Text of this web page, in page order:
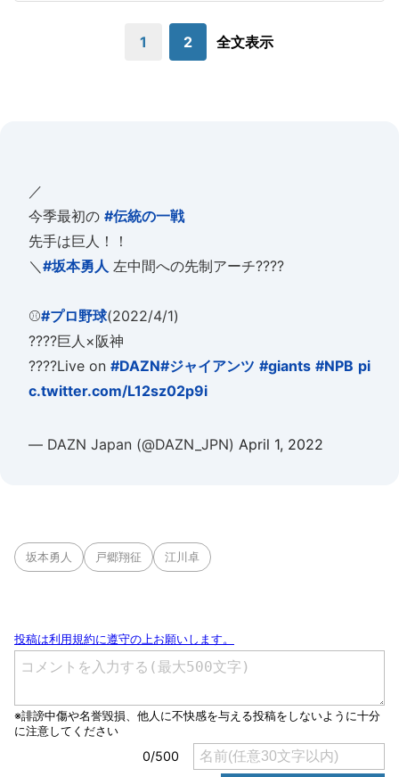
1 2 全文表示
／
今季最初の #伝統の一戦
先手は巨人！！
＼ #坂本勇人 左中間への先制アーチ????
⚾#プロ野球(2022/4/1)
????巨人×阪神
????Live on #DAZN#ジャイアンツ #giants #NPB pi
c.twitter.com/L12sz02p9i
— DAZN Japan (@DAZN_JPN) April 1, 2022
坂本勇人 戸郷翔征 江川卓